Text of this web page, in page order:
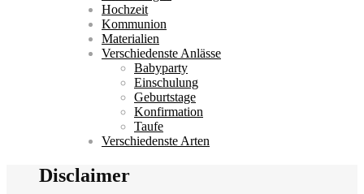
Hochzeit
Kommunion
Materialien
Verschiedenste Anlässe
Babyparty
Einschulung
Geburtstage
Konfirmation
Taufe
Verschiedenste Arten
Disclaimer